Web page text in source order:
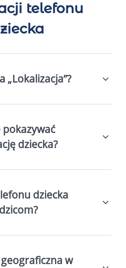
telefonu
„Lokalizacja”?
pokazywać
dziecka?
dziecka
w